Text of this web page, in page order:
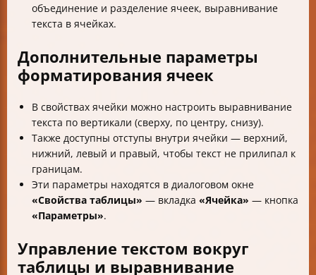
объединение и разделение ячеек, выравнивание
текста в ячейках.
Дополнительные параметры
форматирования ячеек
В свойствах ячейки можно настроить выравнивание
текста по вертикали (сверху, по центру, снизу).
Также доступны отступы внутри ячейки — верхний,
нижний, левый и правый, чтобы текст не прилипал к
границам.
Эти параметры находятся в диалоговом окне
«Свойства таблицы» — вкладка «Ячейка» — кнопка
«Параметры».
Управление текстом вокруг
таблицы и выравнивание